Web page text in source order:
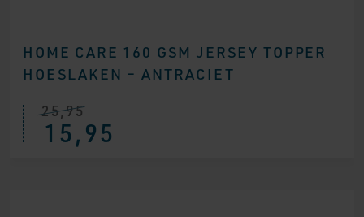
HOME CARE 160 GSM JERSEY TOPPER
HOESLAKEN – ANTRACIET
25,95
15,95